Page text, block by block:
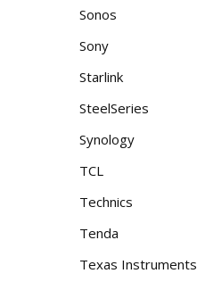
Sonos
Sony
Starlink
SteelSeries
Synology
TCL
Technics
Tenda
Texas Instruments